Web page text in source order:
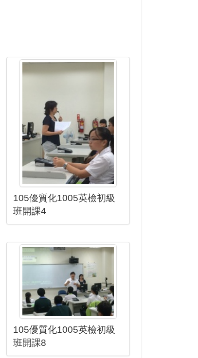
105優質化1005英檢初級
班開課4
105優質化1005英檢初級
班開課8